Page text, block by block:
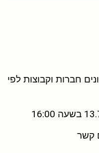
חברות וקבוצות לפי
קשר